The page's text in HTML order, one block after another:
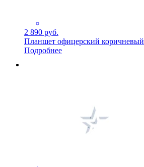
2 890 руб.
Планшет офицерский коричневый
Подробнее